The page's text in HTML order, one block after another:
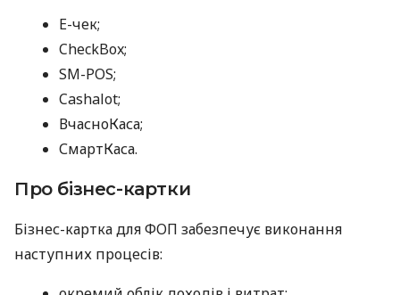
E-чек;
CheckBox;
SM-POS;
Cashalot;
ВчасноКаса;
СмартКаса.
Про бізнес-картки
Бізнес-картка для ФОП забезпечує виконання
наступних процесів: